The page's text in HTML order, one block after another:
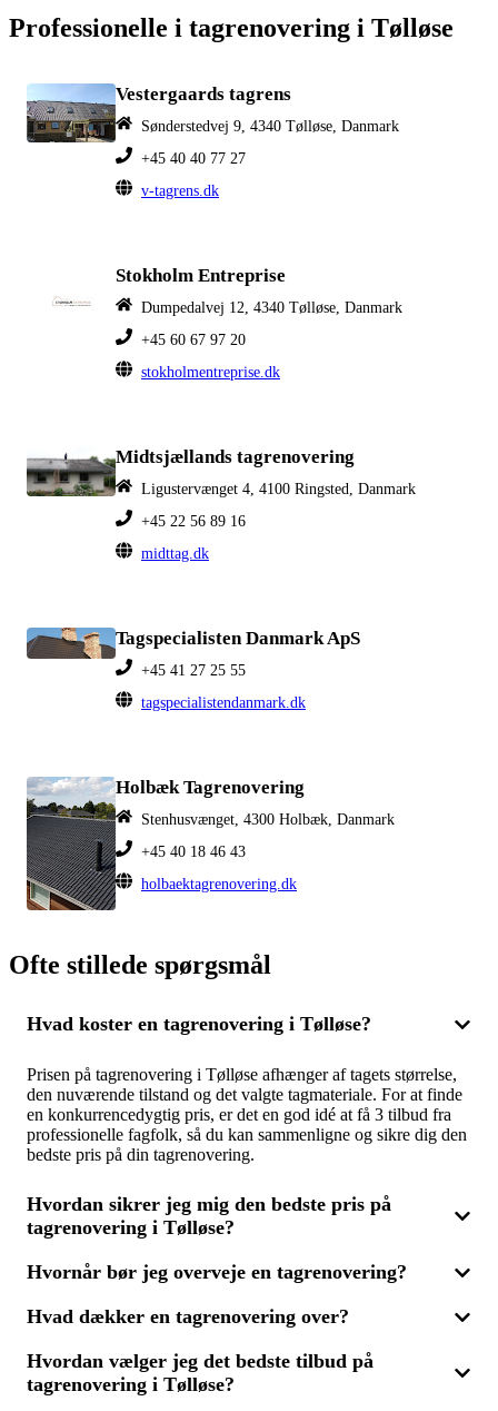
Professionelle i tagrenovering i Tølløse
Vestergaards tagrens
Sønderstedvej 9, 4340 Tølløse, Danmark
+45 40 40 77 27
v-tagrens.dk
Stokholm Entreprise
Dumpedalvej 12, 4340 Tølløse, Danmark
+45 60 67 97 20
stokholmentreprise.dk
Midtsjællands tagrenovering
Ligustervænget 4, 4100 Ringsted, Danmark
+45 22 56 89 16
midttag.dk
Tagspecialisten Danmark ApS
+45 41 27 25 55
tagspecialistendanmark.dk
Holbæk Tagrenovering
Stenhusvænget, 4300 Holbæk, Danmark
+45 40 18 46 43
holbaektagrenovering.dk
Ofte stillede spørgsmål
Hvad koster en tagrenovering i Tølløse?
Prisen på tagrenovering i Tølløse afhænger af tagets størrelse,
den nuværende tilstand og det valgte tagmateriale. For at finde
en konkurrencedygtig pris, er det en god idé at få 3 tilbud fra
professionelle fagfolk, så du kan sammenligne og sikre dig den
bedste pris på din tagrenovering.
Hvordan sikrer jeg mig den bedste pris på
tagrenovering i Tølløse?
For at opnå den bedste pris på tagrenovering i Tølløse, bør du
3 tilbud er det lettere at vurdere priser og tilbud. Husk at tage
der både holder og er til at betale.
Hvornår bør jeg overveje en tagrenovering?
Det kan være tid til en tagrenovering, hvis du ser tegn på
taget gammelt eller ikke længere funktionelt, kan en renovering
give det forlænget levetid samt forbedre boligens
Hvad dækker en tagrenovering over?
Tagrenovering kan variere fra mindre reparationer som
udskiftning af enkelte tagsten til en komplet fornyelse af hele
Hvordan vælger jeg det bedste tilbud på
tagrenovering i Tølløse?